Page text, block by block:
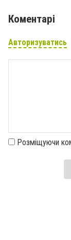
Коментарі
Авторизуватись
Розміщуючи